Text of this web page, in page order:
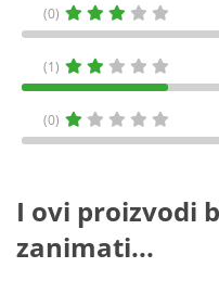
(0)
(1)
(0)
I ovi proizvodi
zanimati...